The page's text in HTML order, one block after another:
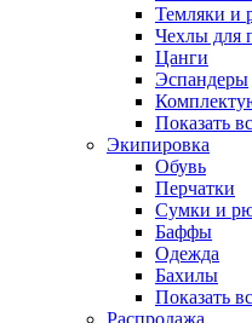
Темляки и
Чехлы для
Цанги
Эспандеры
Показать
Экипировка
Обувь
Перчатки
Сумки и
Баффы
Одежда
Бахилы
Показать
Распродажа